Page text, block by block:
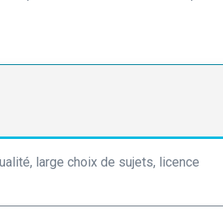
large choix de sujets, licence